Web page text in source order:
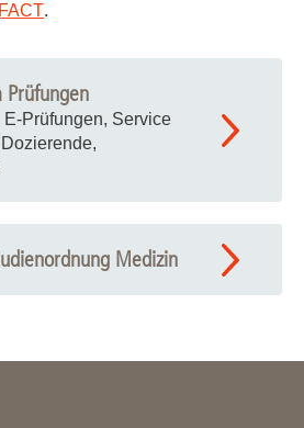
FACT.
Prüfungen
E-Prüfungen, Service
Medizin